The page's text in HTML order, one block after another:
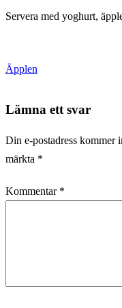
Servera med yoghurt,
Äpplen
Lämna ett svar
Din e-postadress kommer
märkta *
Kommentar *